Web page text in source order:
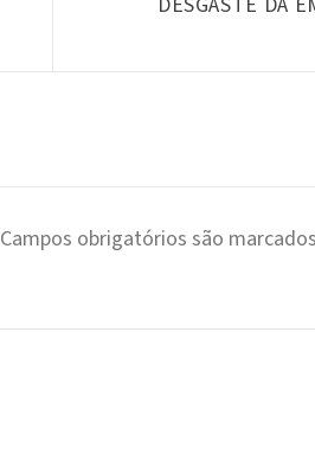
Campos obrigatórios são